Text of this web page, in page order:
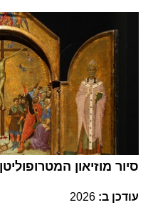
סיור מוזיאון
עודכן ב: 2026